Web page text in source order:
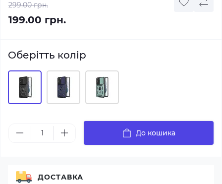
299.00 грн.
199.00 грн.
Оберітть колір
До кошика
ДОСТАВКА